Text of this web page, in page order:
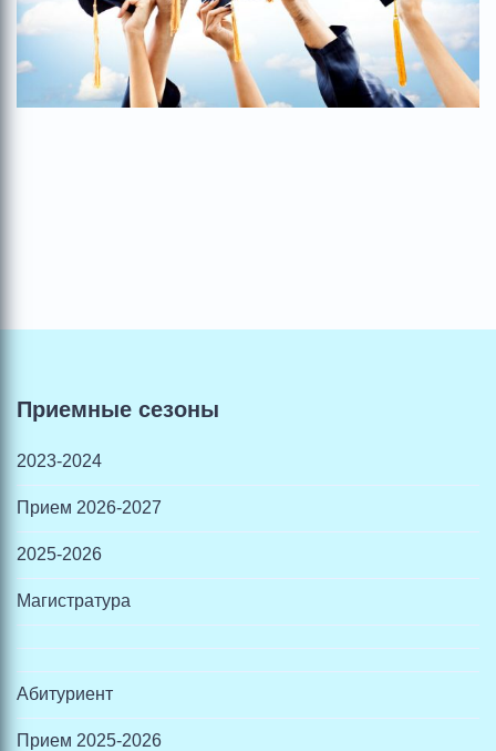
Приемные сезоны
2023-2024
Прием 2026-2027
2025-2026
Магистратура
Абитуриент
Прием 2025-2026